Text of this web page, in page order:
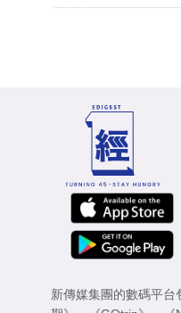
新傳媒集團的數碼平台